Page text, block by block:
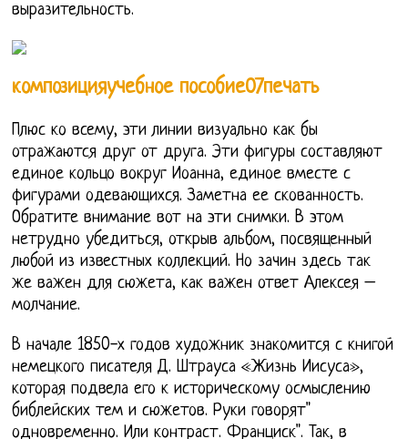
выразительность.
композицияучебное пособие07печать
Плюс ко всему, эти линии визуально как бы
отражаются друг от друга. Эти фигуры составляют
единое кольцо вокруг Иоанна, единое вместе с
фигурами одевающихся. Заметна ее скованность.
Обратите внимание вот на эти снимки. В этом
нетрудно убедиться, открыв альбом, посвященный
любой из известных коллекций. Но зачин здесь так
же важен для сюжета, как важен ответ Алексея –
молчание.
В начале 1850-х годов художник знакомится с книгой
немецкого писателя Д. Штрауса «Жизнь Иисуса»,
которая подвела его к историческому осмыслению
библейских тем и сюжетов. Руки говорят"
одновременно. Или контраст. Франциск". Так, в